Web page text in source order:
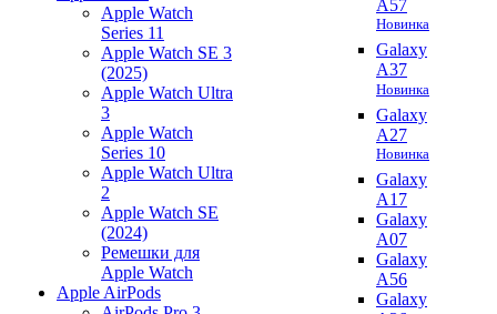
Apple Watch
Series 11
Apple Watch SE 3
(2025)
Apple Watch Ultra
3
Apple Watch
Series 10
Apple Watch Ultra
2
Apple Watch SE
(2024)
Ремешки для
Apple Watch
Apple AirPods
A57
Новинка
Galaxy
A37
Новинка
Galaxy
A27
Новинка
Galaxy
A17
Galaxy
A07
Galaxy
A56
Galaxy